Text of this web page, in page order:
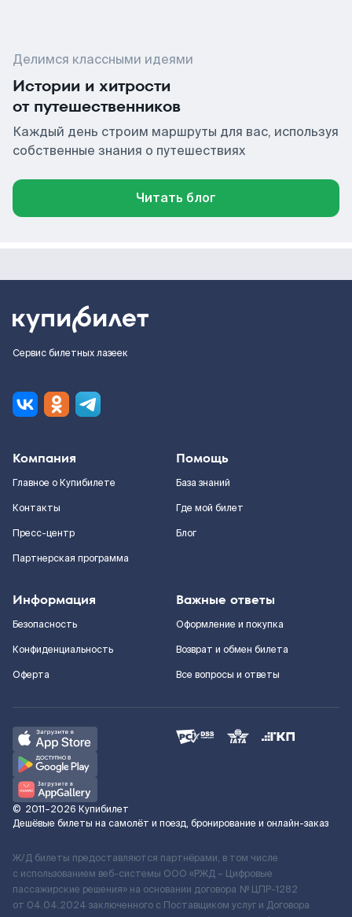
Делимся классными идеями
Истории и хитрости
от путешественников
Каждый день строим маршруты для вас, используя
собственные знания о путешествиях
Читать блог
Сервис билетных лазеек
Компания
Главное о Купибилете
Контакты
Пресс-центр
Партнерская программа
Помощь
База знаний
Где мой билет
Блог
Информация
Безопасность
Конфиденциальность
Оферта
Важные ответы
Оформление и покупка
Возврат и обмен билета
Все вопросы и ответы
© 2011–2026 Купибилет
Дешёвые билеты на самолёт и поезд, бронирование и онлайн-заказ
Ж/Д билеты предоставляются партнёрами, в том числе
с использованием веб-системы ООО «РЖД – Цифровые
пассажирские решения» на основании договора № ЦПР-1282
от 04.04.2024 заключенного с Поставщиком услуг и Договора